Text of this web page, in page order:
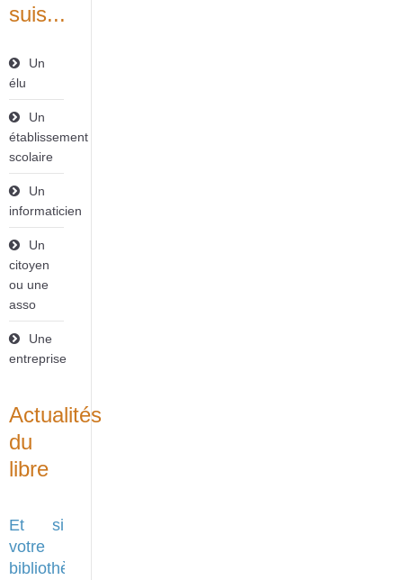
suis...
Un
élu
Un
établissement
scolaire
Un
informaticien
Un
citoyen
ou une
asso
Une
entreprise
Actualités
du
libre
Et si
votre
bibliothèque